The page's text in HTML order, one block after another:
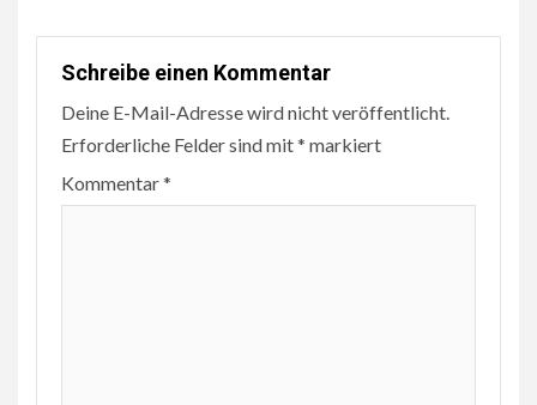
Schreibe einen Kommentar
Deine E-Mail-Adresse wird nicht veröffentlicht.
Erforderliche Felder sind mit* markiert
Kommentar*